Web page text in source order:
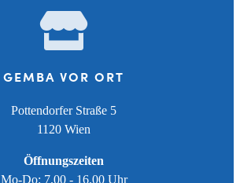
GEMBA VOR ORT
Pottendorfer Straße 5
1120 Wien
Öffnungszeiten
Mo-Do: 7.00 - 16.00 Uhr